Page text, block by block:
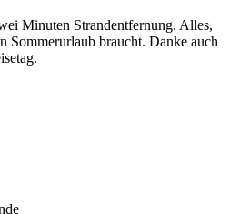
Minuten Strandentfernung. Alles,
Sommerurlaub braucht. Danke auch